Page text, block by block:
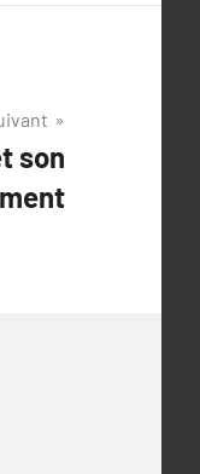
son